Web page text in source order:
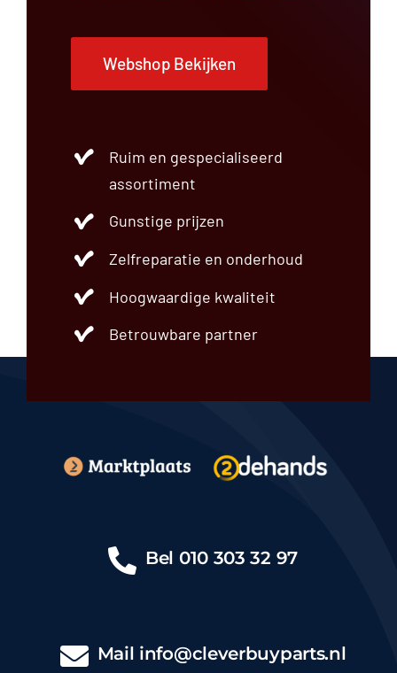
Webshop Bekijken
Ruim en gespecialiseerd
assortiment
Gunstige prijzen
Zelfreparatie en onderhoud
Hoogwaardige kwaliteit
Betrouwbare partner
Bel 010 303 32 97
Mail info@cleverbuyparts.nl